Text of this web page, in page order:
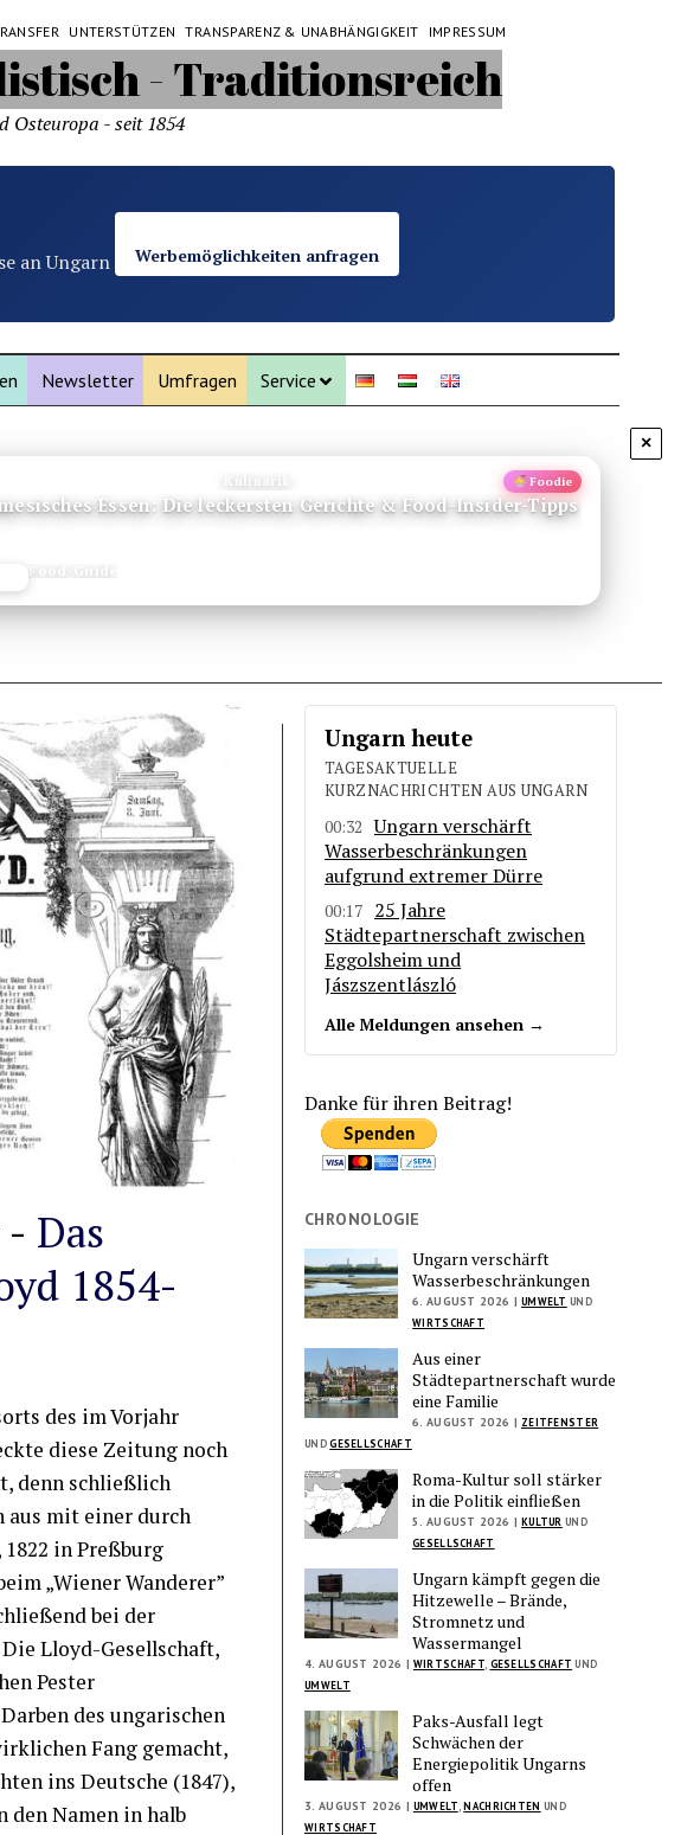
UNTERSTÜTZEN TRANSPARENZ & UNABHÄNGIGKEIT IMPRESSUM
Osteuropa - seit 1854
an Ungarn
Werbemöglichkeiten anfragen
Newsletter Umfragen Service
×
Foodie
Essen: Die leckersten Gerichte & Food-Insider-Tipps
Food-Guide
Das
1854-
des im Vorjahr
diese Zeitung noch
denn schließlich
aus mit einer durch
in Preßburg
„Wiener Wanderer”
bei der
Lloyd-Gesellschaft,
Pester
des ungarischen
Fang gemacht,
ins Deutsche (1847),
den Namen in halb
Ungarn heute
TAGESAKTUELLE
KURZNACHRICHTEN AUS UNGARN
00:32
Ungarn verschärft
Wasserbeschränkungen
aufgrund extremer Dürre
00:17
25 Jahre
Städtepartnerschaft zwischen
Eggolsheim und
Jászszentlászló
Alle Meldungen ansehen →
Danke für ihren Beitrag!
CHRONOLOGIE
Ungarn verschärft
Wasserbeschränkungen
6. AUGUST 2026 | UMWELT UND
WIRTSCHAFT
Aus einer
Städtepartnerschaft wurde
eine Familie
6. AUGUST 2026 | ZEITFENSTER
UNDGESELLSCHAFT
Roma-Kultur soll stärker
in die Politik einfließen
5. AUGUST 2026 | KULTUR UND
GESELLSCHAFT
Ungarn kämpft gegen die
Hitzewelle – Brände,
Stromnetz und
Wassermangel
4. AUGUST 2026 | WIRTSCHAFT, GESELLSCHAFT UND
UMWELT
Paks-Ausfall legt
Schwächen der
Energiepolitik Ungarns
offen
3. AUGUST 2026 | UMWELT ,NACHRICHTEN UND
WIRTSCHAFT